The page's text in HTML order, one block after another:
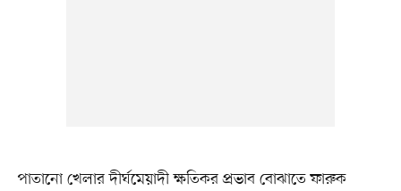
পাতানো খেলার দীর্ঘমেয়াদী ক্ষতিকর প্রভাব বোঝাতে ফারুক